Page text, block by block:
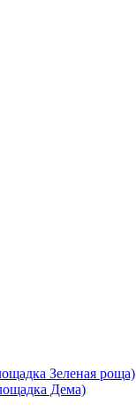
Зеленая роща)
Дема)